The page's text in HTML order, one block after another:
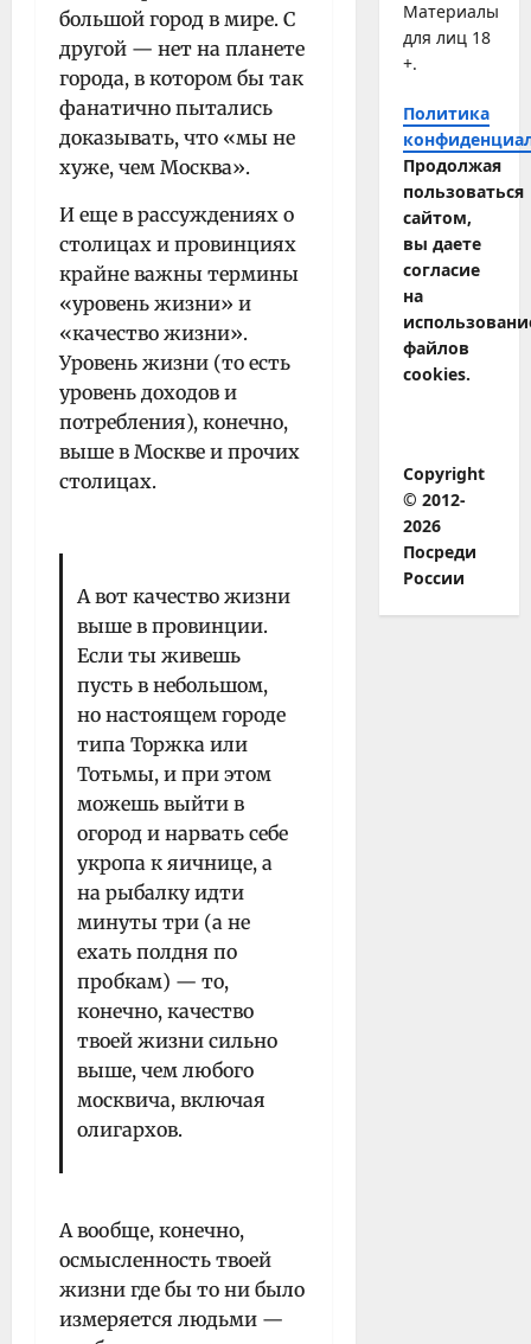
большой город в мире. С
другой — нет на планете
города, в котором бы так
фанатично пытались
доказывать, что «мы не
хуже, чем Москва».
И еще в рассуждениях о
столицах и провинциях
крайне важны термины
«уровень жизни» и
«качество жизни».
Уровень жизни (то есть
уровень доходов и
потребления), конечно,
выше в Москве и прочих
столицах.
А вот качество жизни
выше в провинции.
Если ты живешь
пусть в небольшом,
но настоящем городе
типа Торжка или
Тотьмы, и при этом
можешь выйти в
огород и нарвать себе
укропа к яичнице, а
на рыбалку идти
минуты три (а не
ехать полдня по
пробкам) — то,
конечно, качество
твоей жизни сильно
выше, чем любого
москвича, включая
олигархов.
А вообще, конечно,
осмысленность твоей
жизни где бы то ни было
измеряется людьми —
Материалы
для лиц 18
+.
Политика
Продолжая
пользоваться
сайтом,
вы даете
согласие
на
файлов
cookies.
Copyright
© 2012-
2026
Посреди
России